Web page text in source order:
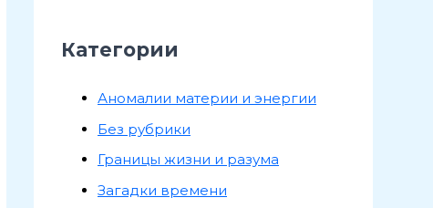
Категории
Аномалии материи и энергии
Без рубрики
Границы жизни и разума
Загадки времени